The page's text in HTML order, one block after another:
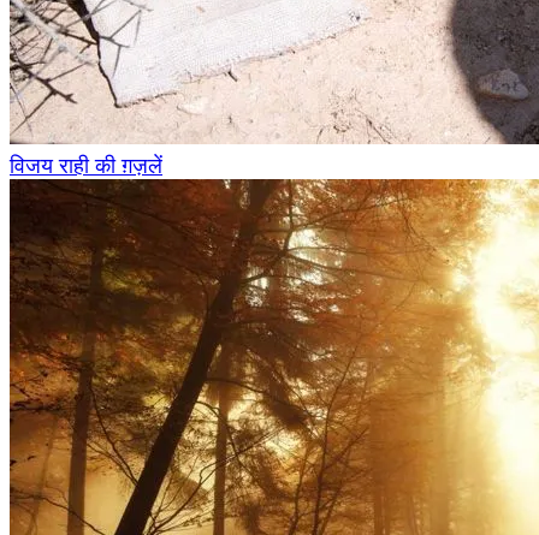
विजय राही की ग़ज़लें